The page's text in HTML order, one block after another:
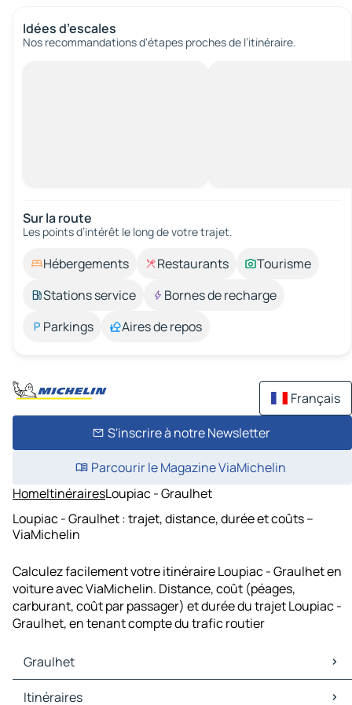
Idées d’escales
Nos recommandations d'étapes proches de l’itinéraire.
Sur la route
Les points d’intérêt le long de votre trajet.
Hébergements Restaurants
Tourisme
Stations service
Bornes de recharge
Parkings
Aires de repos
Français
S'inscrire à notre Newsletter
Parcourir le Magazine ViaMichelin
HomeItinérairesLoupiac - Graulhet
Loupiac - Graulhet : trajet, distance, durée et coûts –
ViaMichelin
Calculez facilement votre itinéraire Loupiac - Graulhet en
voiture avec ViaMichelin. Distance, coût (péages,
carburant, coût par passager) et durée du trajet Loupiac -
Graulhet, en tenant compte du trafic routier
Graulhet
Graulhet Cartes et plans
Itinéraires